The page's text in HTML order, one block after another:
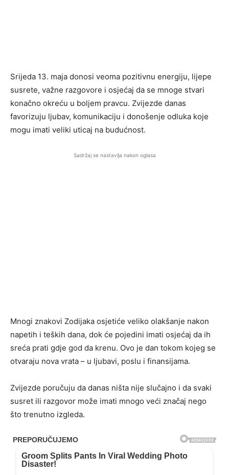
Srijeda 13. maja donosi veoma pozitivnu energiju, lijepe
susrete, važne razgovore i osjećaj da se mnoge stvari
konačno okreću u boljem pravcu. Zvijezde danas
favorizuju ljubav, komunikaciju i donošenje odluka koje
mogu imati veliki uticaj na budućnost.
Sadržaj se nastavlja nakon oglasa
Mnogi znakovi Zodijaka osjetiće veliko olakšanje nakon
napetih i teških dana, dok će pojedini imati osjećaj da ih
sreća prati gdje god da krenu. Ovo je dan tokom kojeg se
otvaraju nova vrata – u ljubavi, poslu i finansijama.
Zvijezde poručuju da danas ništa nije slučajno i da svaki
susret ili razgovor može imati mnogo veći značaj nego
što trenutno izgleda.